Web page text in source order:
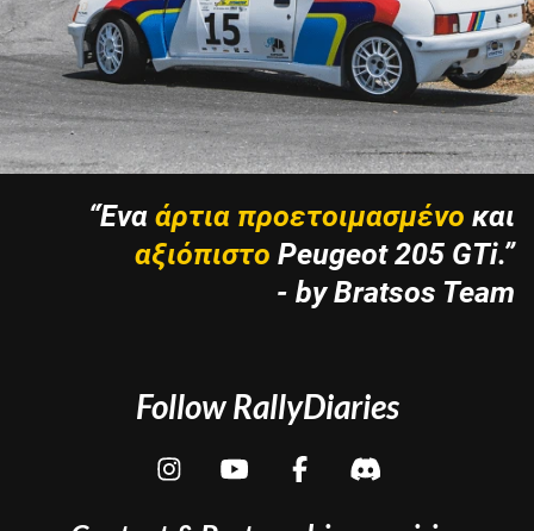
“Ένα άρτια προετοιμασμένο και
αξιόπιστο Peugeot 205 GTi.”
- by Bratsos Team
Follow RallyDiaries